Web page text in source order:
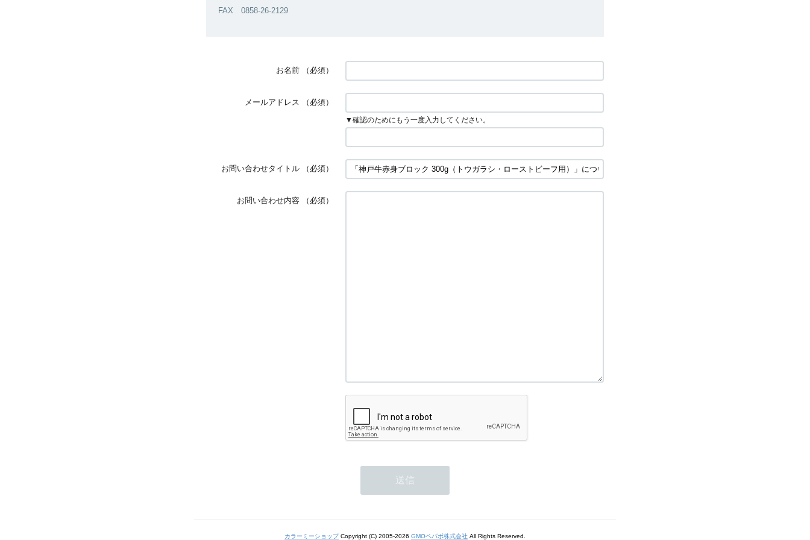
FAX 0858-26-2129
お名前 （必須）
メールアドレス （必須）
▼確認のためにもう一度入力してください。
お問い合わせタイトル （必須）
お問い合わせ内容 （必須）
カラーミーショップCopyright (C) 2005-2026 GMOペパボ株式会社 All Rights Reserved.